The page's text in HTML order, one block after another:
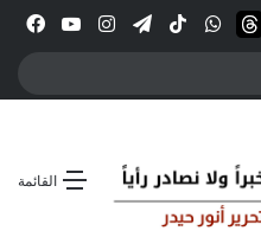
انستقرامتيلقرام‫TikTokواتسابthreadsTwitter
المظلم
القائمة